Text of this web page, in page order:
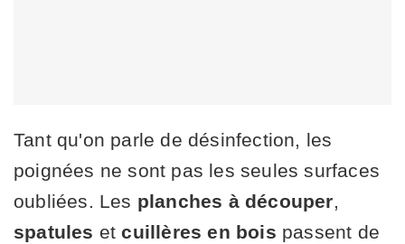
Tant qu'on parle de désinfection, les
poignées ne sont pas les seules surfaces
oubliées. Les planches à découper,
spatules etcuillères en bois passent de